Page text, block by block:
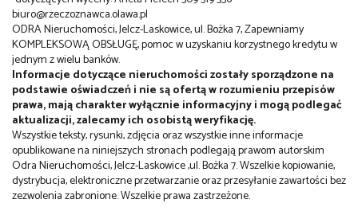
biuro@rzeczoznawca.olawa.pl
ODRA Nieruchomości, Jelcz-Laskowice, ul. Bożka 7, Zapewniamy
KOMPLEKSOWĄ OBSŁUGĘ, pomoc w uzyskaniu korzystnego kredytu w
jednym z wielu banków.
Informacje dotyczące nieruchomości zostały sporządzone na
podstawie oświadczeń i nie są ofertą w rozumieniu przepisów
prawa, mają charakter wyłącznie informacyjny i mogą podlegać
aktualizacji, zalecamy ich osobistą weryfikację.
Wszystkie teksty, rysunki, zdjęcia oraz wszystkie inne informacje
opublikowane na niniejszych stronach podlegają prawom autorskim
Odra Nieruchomości, Jelcz-Laskowice ,ul. Bożka 7. Wszelkie kopiowanie,
dystrybucja, elektroniczne przetwarzanie oraz przesyłanie zawartości bez
zezwolenia zabronione. Wszelkie prawa zastrzeżone.